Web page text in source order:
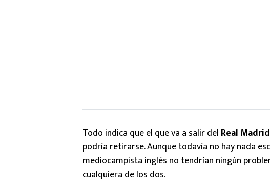
Todo indica que el que va a salir del Real Madrid
podría retirarse. Aunque todavía no hay nada
mediocampista inglés no tendrían ningún
cualquiera de los dos.